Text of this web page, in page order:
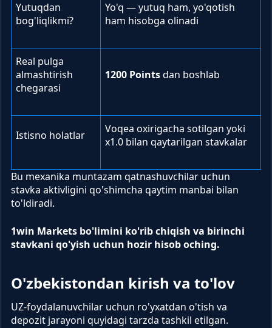
Yutuqdan
bog'liqlikmi?
Yo'q — yutuq ham, yo'qotish
ham hisobga olinadi
Real pulga
almashtirish
chegarasi
1200 Pointsdan boshlab
Istisno holatlar
Voqea oxirigacha sotilgan yoki
x1.0 bilan qaytarilgan stavkalar
Bu mexanika muntazam qatnashuvchilar uchun
stavka aktivligini qo'shimcha qaytim manbai bilan
to'ldiradi.
1win Markets bo'limini ko'rib chiqish va birinchi
stavkani qo'yish uchun hozir hisob oching.
O'zbekistondan kirish va to'lov
UZ-foydalanuvchilar uchun ro'yxatdan o'tish va
depozit jarayoni quyidagi tarzda tashkil etilgan.